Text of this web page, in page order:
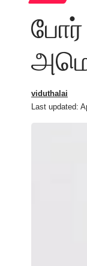
போர்
Last updated:
viduthalai